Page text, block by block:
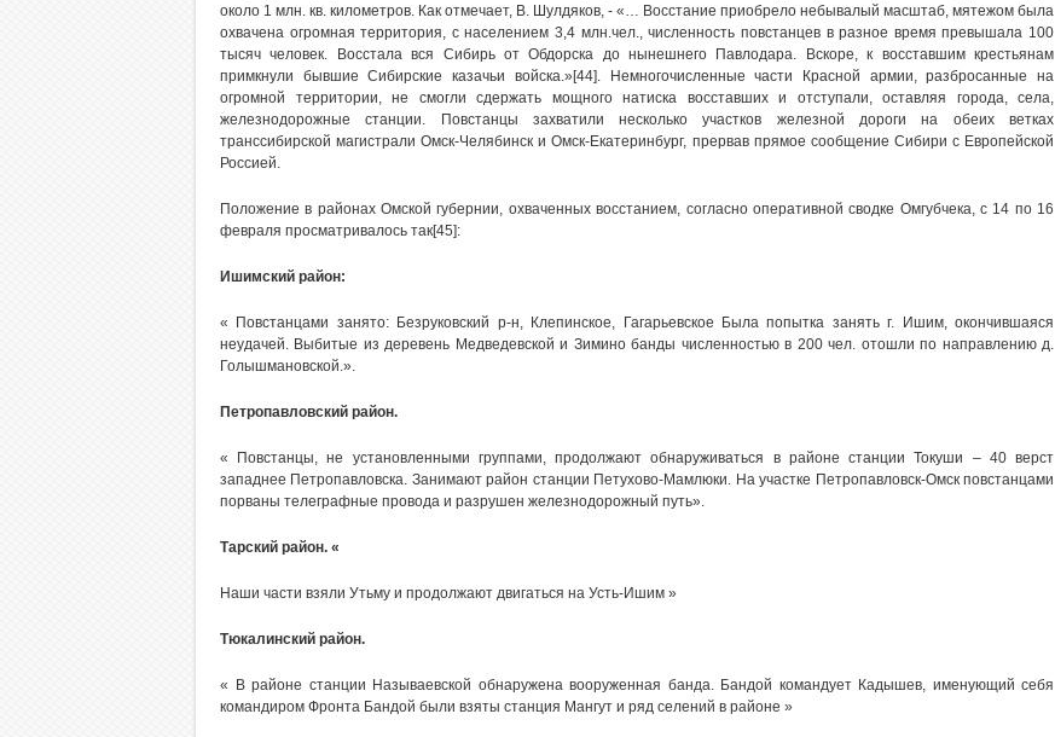
около 1 млн. кв. километров. Как отмечает, В. Шулдяков, - «… Восстание приобрело небывалый масштаб, мятежом была
охвачена огромная территория, с населением 3,4 млн.чел., численность повстанцев в разное время превышала 100
тысяч человек. Восстала вся Сибирь от Обдорска до нынешнего Павлодара. Вскоре, к восставшим крестьянам
примкнули бывшие Сибирские казачьи войска.»[44]. Немногочисленные части Красной армии, разбросанные на
огромной территории, не смогли сдержать мощного натиска восставших и отступали, оставляя города, села,
железнодорожные станции. Повстанцы захватили несколько участков железной дороги на обеих ветках
транссибирской магистрали Омск-Челябинск и Омск-Екатеринбург, прервав прямое сообщение Сибири с Европейской
Россией.
Положение в районах Омской губернии, охваченных восстанием, согласно оперативной сводке Омгубчека, с 14 по 16
февраля просматривалось так[45]:
Ишимский район:
« Повстанцами занято: Безруковский р-н, Клепинское, Гагарьевское Была попытка занять г. Ишим, окончившаяся
неудачей. Выбитые из деревень Медведевской и Зимино банды численностью в 200 чел. отошли по направлению д.
Голышмановской.».
Петропавловский район.
« Повстанцы, не установленными группами, продолжают обнаруживаться в районе станции Токуши – 40 верст
западнее Петропавловска. Занимают район станции Петухово-Мамлюки. На участке Петропавловск-Омск повстанцами
порваны телеграфные провода и разрушен железнодорожный путь».
Тарский район. «
Наши части взяли Утьму и продолжают двигаться на Усть-Ишим »
Тюкалинский район.
« В районе станции Называевской обнаружена вооруженная банда. Бандой командует Кадышев, именующий себя
командиром Фронта Бандой были взяты станция Мангут и ряд селений в районе »